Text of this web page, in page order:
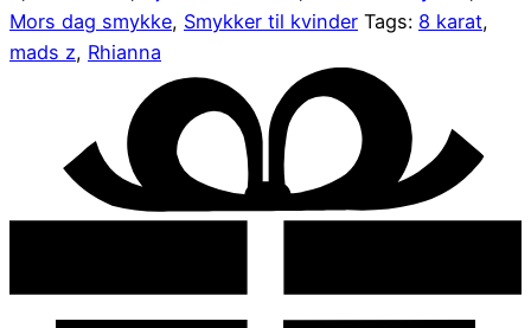
fra
Mads
Mors dag smykke, Smykker til kvinder Tags: 8 karat,
mads z, Rhianna